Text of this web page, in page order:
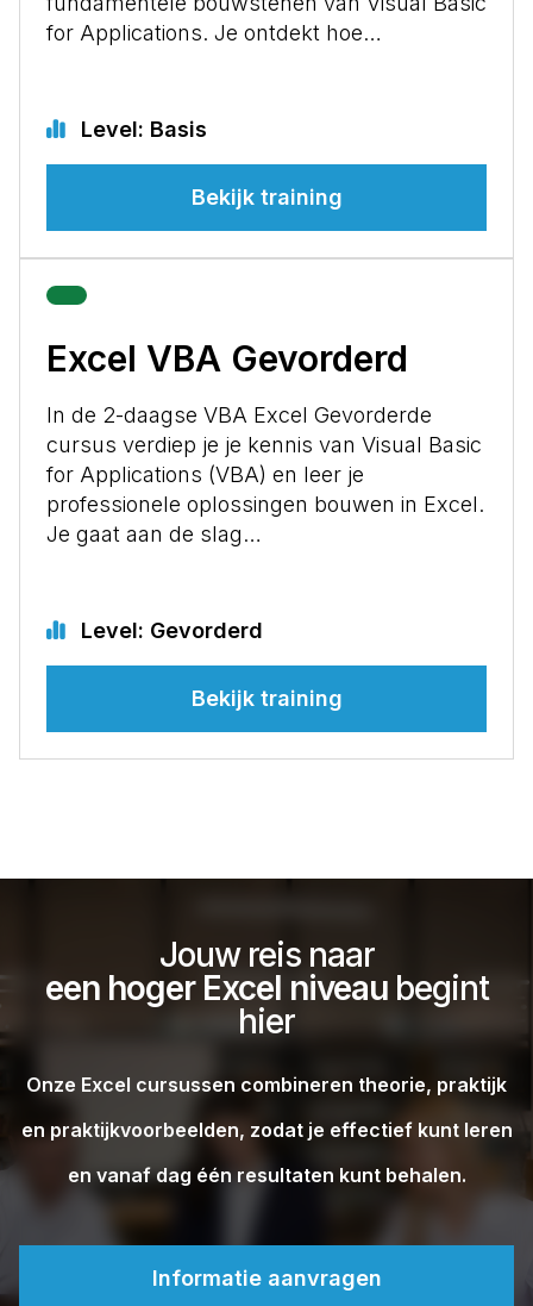
for Applications. Je ontdekt hoe…
Level: Basis
Bekijk training
Excel VBA Gevorderd
In de 2-daagse VBA Excel Gevorderde
cursus verdiep je je kennis van Visual Basic
for Applications (VBA) en leer je
professionele oplossingen bouwen in Excel.
Je gaat aan de slag…
Level: Gevorderd
Bekijk training
Jouw reis naar
een hoger Excel niveaubegint
hier
Onze Excel cursussen combineren theorie, praktijk
en praktijkvoorbeelden, zodat je effectief kunt leren
en vanaf dag één resultaten kunt behalen.
Informatie aanvragen